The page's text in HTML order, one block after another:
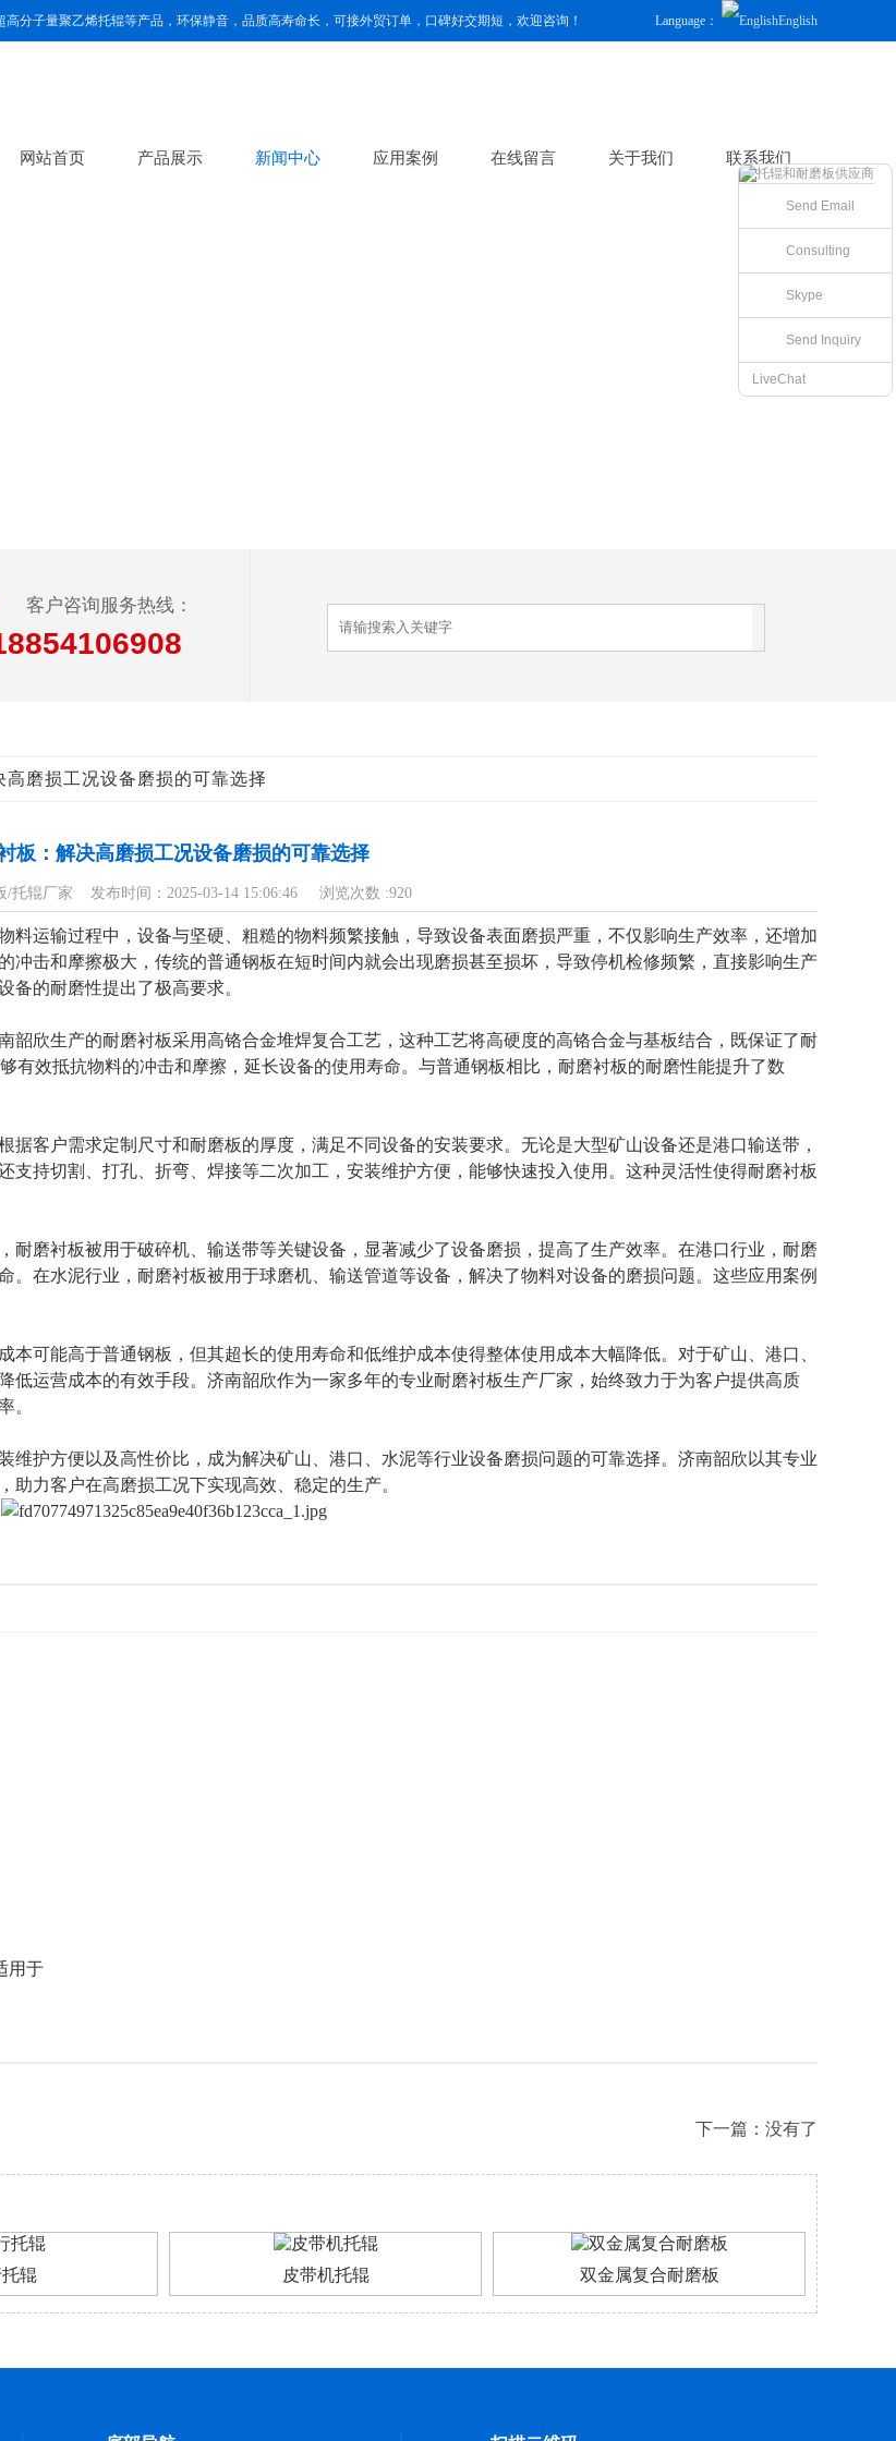
分子量聚乙烯托辊等产品，环保静音，品质高寿命长，可接外贸订单，口碑好交期短，欢迎咨询！ Language： English
网站首页 产品展示 新闻中心 应用案例 在线留言 关于我们 联系我们
客户咨询服务热线：
高磨损工况设备磨损的可靠选择
板：解决高磨损工况设备磨损的可靠选择
/托辊厂家 发布时间：2025-03-14 15:06:46 浏览次数 :920
运输过程中，设备与坚硬、粗糙的物料频繁接触，导致设备表面磨损严重，不仅影响生产效率，还增加
冲击和摩擦极大，传统的普通钢板在短时间内就会出现磨损甚至损坏，导致停机检修频繁，直接影响生产
备的耐磨性提出了极高要求。
韶欣生产的耐磨衬板采用高铬合金堆焊复合工艺，这种工艺将高硬度的高铬合金与基板结合，既保证了耐
有效抵抗物料的冲击和摩擦，延长设备的使用寿命。与普通钢板相比，耐磨衬板的耐磨性能提升了数
客户需求定制尺寸和耐磨板的厚度，满足不同设备的安装要求。无论是大型矿山设备还是港口输送带，
持切割、打孔、折弯、焊接等二次加工，安装维护方便，能够快速投入使用。这种灵活性使得耐磨衬板
磨衬板被用于破碎机、输送带等关键设备，显著减少了设备磨损，提高了生产效率。在港口行业，耐磨
在水泥行业，耐磨衬板被用于球磨机、输送管道等设备，解决了物料对设备的磨损问题。这些应用案例
可能高于普通钢板，但其超长的使用寿命和低维护成本使得整体使用成本大幅降低。对于矿山、港口、
低运营成本的有效手段。济南韶欣作为一家多年的专业耐磨衬板生产厂家，始终致力于为客户提供高质
。
维护方便以及高性价比，成为解决矿山、港口、水泥等行业设备磨损问题的可靠选择。济南韶欣以其专业
力客户在高磨损工况下实现高效、稳定的生产。
用于
下一篇：没有了
辊 皮带机托辊 双金属复合耐磨板
Send Email
Consulting
Skype
Send Inquiry
LiveChat